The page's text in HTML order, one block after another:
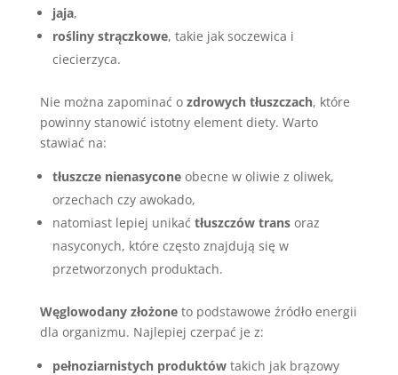
jaja,
rośliny strączkowe, takie jak soczewica i
ciecierzyca.
Nie można zapominać o zdrowych tłuszczach, które
powinny stanowić istotny element diety. Warto
stawiać na:
tłuszcze nienasyconeobecne w oliwie z oliwek,
orzechach czy awokado,
natomiast lepiej unikać tłuszczów transoraz
nasyconych, które często znajdują się w
przetworzonych produktach.
Węglowodany złożoneto podstawowe źródło energii
dla organizmu. Najlepiej czerpać je z:
pełnoziarnistych produktówtakich jak brązowy